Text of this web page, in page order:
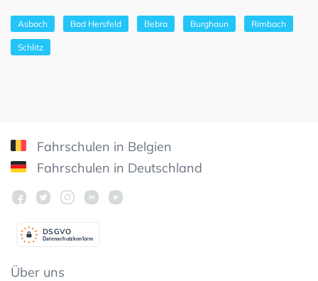
Asbach Bad Hersfeld Bebra Burghaun Rimbach
Schlitz
Fahrschulen in Belgien
Fahrschulen in Deutschland
Datenschutzkonform
DSGVO
Über uns